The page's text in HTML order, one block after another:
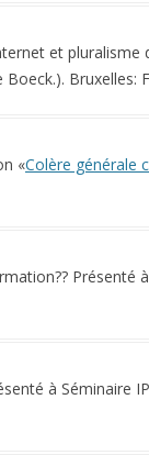
et
Boeck.). Bruxelles:
«Colère générale
Présenté
à Séminaire